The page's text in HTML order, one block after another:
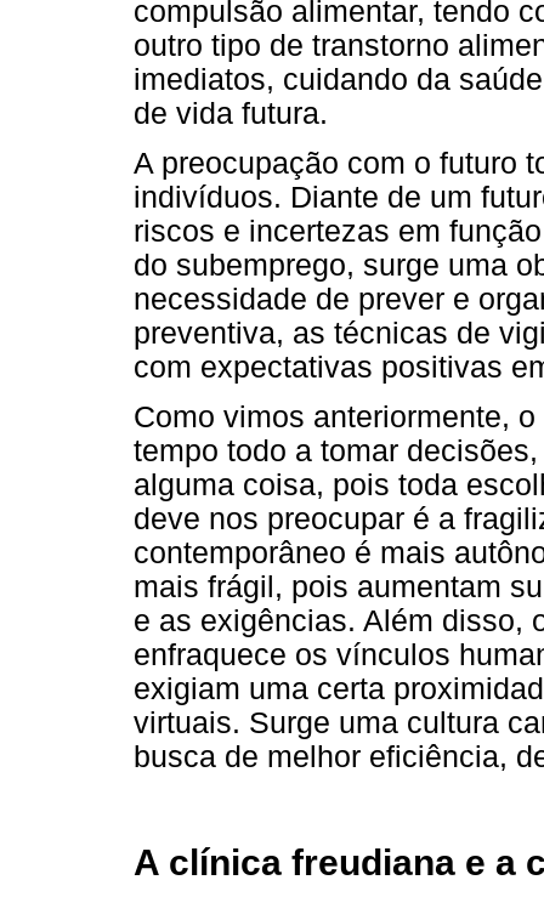
compulsão alimentar, tendo
outro tipo de transtorno
imediatos, cuidando da
de vida futura.
A preocupação com o futuro
indivíduos. Diante de um
riscos e incertezas em
do subemprego, surge uma
necessidade de prever e
preventiva, as técnicas de
com expectativas positivas
Como vimos anteriormente,
tempo todo a tomar
alguma coisa, pois toda
deve nos preocupar é a
contemporâneo é mais
mais frágil, pois aumentam
e as exigências. Além disso,
enfraquece os vínculos
exigiam uma certa
virtuais. Surge uma cultura
busca de melhor eficiência,
A clínica freudiana e a